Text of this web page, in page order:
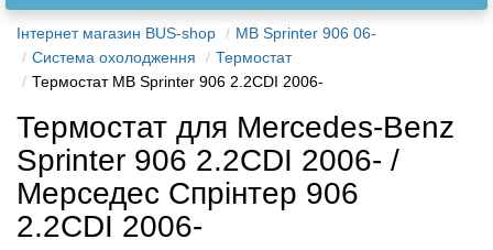
Інтернет магазин BUS-shop
MB Sprinter 906 06-
Система охолодження
Термостат
Термостат MB Sprinter 906 2.2CDI 2006-
Термостат для Mercedes-Benz
Sprinter 906 2.2CDI 2006- /
Мерседес Спрінтер 906
2.2CDI 2006-